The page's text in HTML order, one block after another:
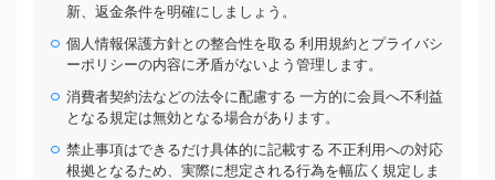
新、返金条件を明確にしましょう。
個人情報保護方針との整合性を取る 利用規約とプライバシ
ーポリシーの内容に矛盾がないよう管理します。
消費者契約法などの法令に配慮する 一方的に会員へ不利益
となる規定は無効となる場合があります。
禁止事項はできるだけ具体的に記載する 不正利用への対応
根拠となるため、実際に想定される行為を幅広く規定しま